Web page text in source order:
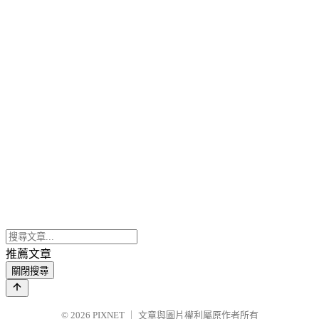
推薦文章
關閉搜尋
© 2026 PIXNET 文章與圖片權利屬原作者所有